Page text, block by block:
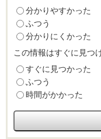
分かりやすかった
ふつう
分かりにくかった
この情報はすぐに見つ
すぐに見つかった
ふつう
時間がかかった